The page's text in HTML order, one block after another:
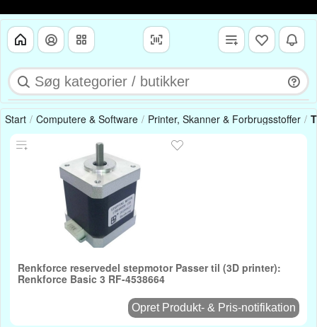
Start Computere & Software Printer, Skanner & Forbrugsstoffer
Renkforce reservedel stepmotor Passer til (3D printer):
Renkforce Basic 3 RF-4538664
Opret Produkt- & Pris-notifikation